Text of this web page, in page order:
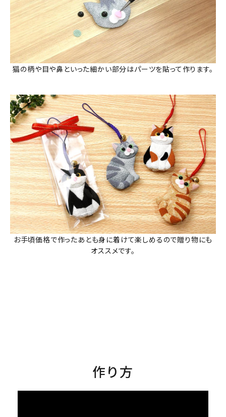
猫の柄や目や鼻といった細かい部分はパーツを貼って作ります。
お手頃価格で作ったあとも身に着けて楽しめるので贈り物にも
オススメです。
作り方